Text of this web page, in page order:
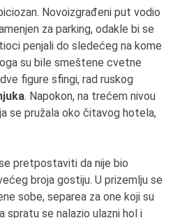
Novoizgrađeni put vodio
za parking, odakle bi se
penjali do sledećeg na kome
su bile smeštene cvetne
figure sfingi, rad ruskog
. Napokon, na trećem nivou
se pružala oko čitavog hotela,
pretpostaviti da nije bio
broja gostiju. U prizemlju se
sobe, separea za one koji su
spratu se nalazio ulazni hol i